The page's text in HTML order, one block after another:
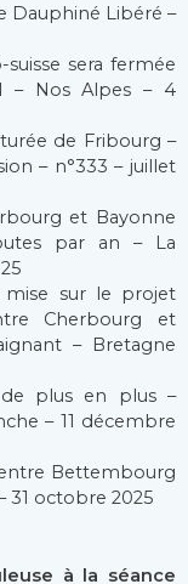
Dauphiné Libéré –
sera fermée
– Nos Alpes – 4
de Fribourg –
– n°333 – juillet
et Bayonne
par an – La
mise sur le projet
Cherbourg et
– Bretagne
plus en plus –
– 11 décembre
Bettembourg
31 octobre 2025
à la séance